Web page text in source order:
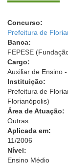
Concurso:
Prefeitura de
Banca:
FEPESE
Cargo:
Auxiliar de Ensino
Instituição:
Prefeitura de
Florianópolis)
Área de Atuação:
Outras
Aplicada em:
11/2006
Nível:
Ensino Médio